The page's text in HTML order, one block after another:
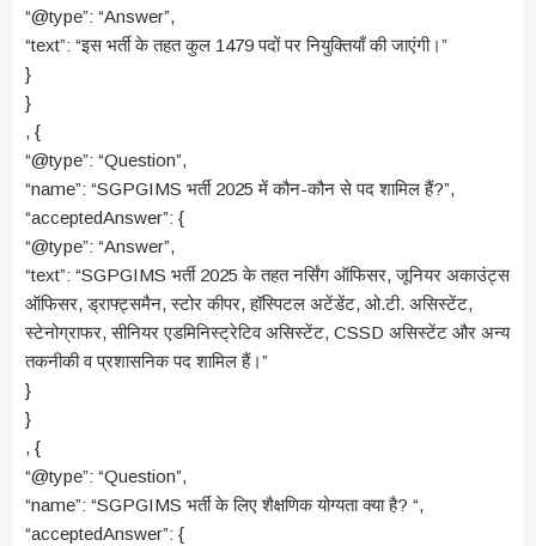
“@type”: “Answer”,
“text”: “इस भर्ती के तहत कुल 1479 पदों पर नियुक्तियाँ की जाएंगी।”
}
}
, {
“@type”: “Question”,
“name”: “SGPGIMS भर्ती 2025 में कौन-कौन से पद शामिल हैं?”,
“acceptedAnswer”: {
“@type”: “Answer”,
“text”: “SGPGIMS भर्ती 2025 के तहत नर्सिंग ऑफिसर, जूनियर अकाउंट्स
ऑफिसर, ड्राफ्ट्समैन, स्टोर कीपर, हॉस्पिटल अटेंडेंट, ओ.टी. असिस्टेंट,
स्टेनोग्राफर, सीनियर एडमिनिस्ट्रेटिव असिस्टेंट, CSSD असिस्टेंट और अन्य
तकनीकी व प्रशासनिक पद शामिल हैं।”
}
}
, {
“@type”: “Question”,
“name”: “SGPGIMS भर्ती के लिए शैक्षणिक योग्यता क्या है? “,
“acceptedAnswer”: {